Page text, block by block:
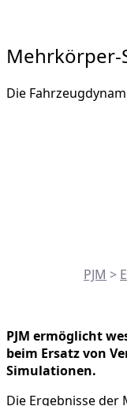
Mehrkörper-
Die
PJM >
PJM ermöglicht
beim Ersatz von
Simulationen.
Die Ergebnisse